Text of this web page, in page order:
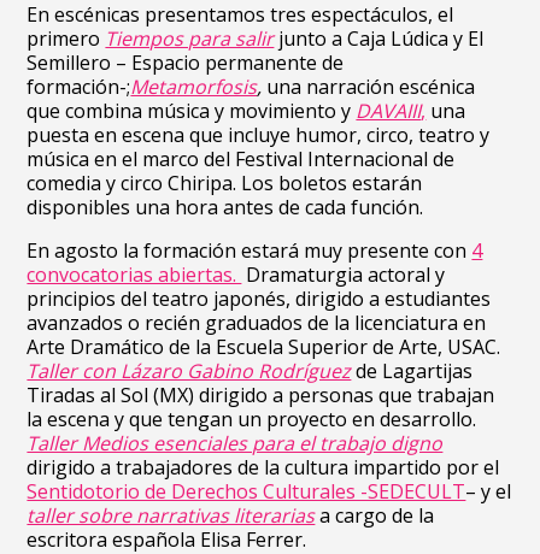
En escénicas presentamos tres espectáculos, el
primero Tiempos para salirjunto a Caja Lúdica y El
Semillero – Espacio permanente de
formación-;Metamorfosis, una narración escénica
que combina música y movimiento y DAVAIII, una
puesta en escena que incluye humor, circo, teatro y
música en el marco del Festival Internacional de
comedia y circo Chiripa. Los boletos estarán
disponibles una hora antes de cada función.
En agosto la formación estará muy presente con 4
convocatorias abiertas. Dramaturgia actoral y
principios del teatro japonés, dirigido a estudiantes
avanzados o recién graduados de la licenciatura en
Arte Dramático de la Escuela Superior de Arte, USAC.
Taller con Lázaro Gabino Rodríguezde Lagartijas
Tiradas al Sol (MX) dirigido a personas que trabajan
la escena y que tengan un proyecto en desarrollo.
Taller Medios esenciales para el trabajo digno
dirigido a trabajadores de la cultura impartido por el
Sentidotorio de Derechos Culturales -SEDECULT– y el
taller sobre narrativas literariasa cargo de la
escritora española Elisa Ferrer.